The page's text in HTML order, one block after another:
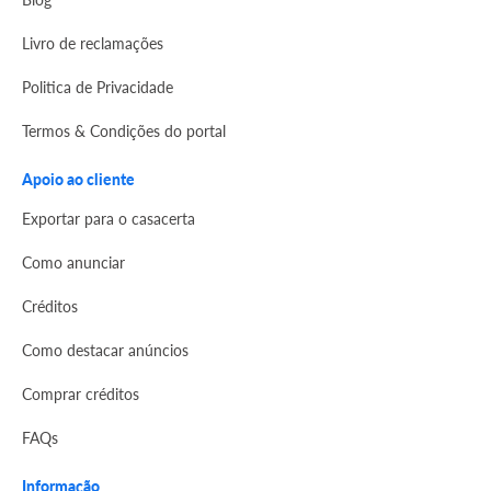
Livro de reclamações
Politica de Privacidade
Termos & Condições do portal
Apoio ao cliente
Exportar para o casacerta
Como anunciar
Créditos
Como destacar anúncios
Comprar créditos
FAQs
Informação